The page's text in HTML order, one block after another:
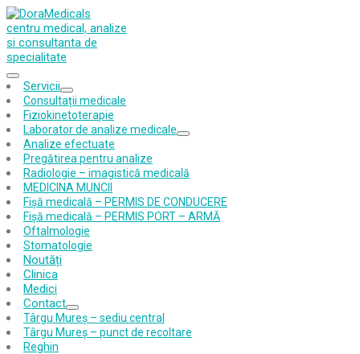
Expertiza ta medicală de încredere
Primary
Menu
Servicii
Show
Servicii
submenu
Hide
Servicii
submenu
Consultații medicale
Fiziokinetoterapie
Laborator de analize medicale
Show
analize
submenu
Hide
analize
submenu
Analize efectuate
Pregătirea pentru analize
Radiologie – imagistică medicală
MEDICINA MUNCII
Fișă medicală – PERMIS DE CONDUCERE
Fișă medicală – PERMIS PORT – ARMĂ
Oftalmologie
Stomatologie
Noutăți
Clinica
Medici
Contact
Show
Contact
submenu
Hide
Contact
submenu
Târgu Mureș – sediu central
Târgu Mureș – punct de recoltare
Reghin